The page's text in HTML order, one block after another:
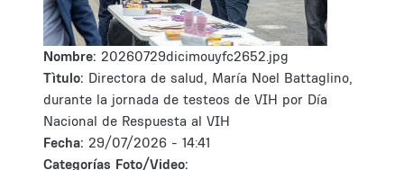
Nombre: 20260729dicimouyfc2652.jpg
Tìtulo: Directora de salud, María Noel Battaglino,
durante la jornada de testeos de VIH por Día
Nacional de Respuesta al VIH
Fecha: 29/07/2026 - 14:41
Categorías Foto/Video: